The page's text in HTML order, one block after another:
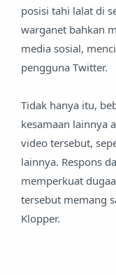
posisi tahi lalat di
warganet bahkan
media sosial,
pengguna Twitter.
Tidak hanya itu,
kesamaan lainnya
video tersebut,
lainnya. Respons
memperkuat
tersebut memang
Klopper.